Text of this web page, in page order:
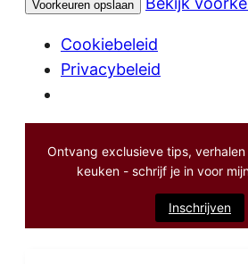
Voorkeuren opslaan
Cookiebeleid
Privacybeleid
Ontvang exclusieve tips,
keuken - schrijf je in voor
Inschrijven